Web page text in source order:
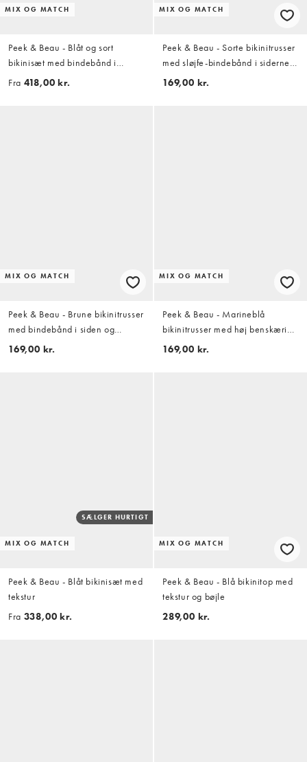
MIX OG MATCH
Peek & Beau - Blåt og sort
bikinisæt med bindebånd i
siderne og polkaprikker
Fra 418,00 kr.
MIX OG MATCH
Peek & Beau - Sorte bikinitrusser
med sløjfe-bindebånd i siderne
og blå polkaprikker
169,00 kr.
MIX OG MATCH
Peek & Beau - Brune bikinitrusser
med bindebånd i siden og
polkaprikker
169,00 kr.
MIX OG MATCH
Peek & Beau - Marineblå
bikinitrusser med høj benskæring
og polkaprikker
169,00 kr.
MIX OG MATCH
SÆLGER HURTIGT
Peek & Beau - Blåt bikinisæt med
tekstur
Fra 338,00 kr.
MIX OG MATCH
Peek & Beau - Blå bikinitop med
tekstur og bøjle
289,00 kr.